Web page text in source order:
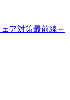
ア対策最前線～